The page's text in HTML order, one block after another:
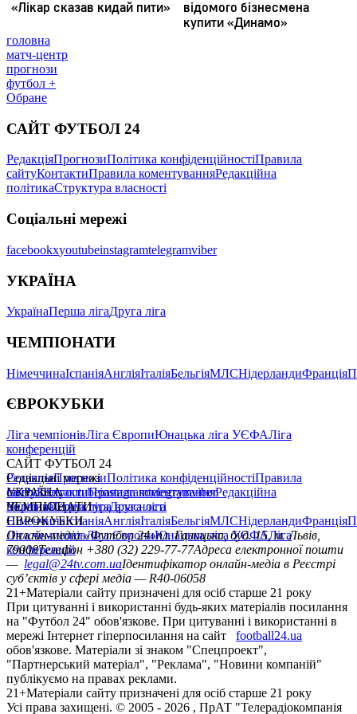
головна
матч-центр
прогнози
футбол +
Обране
САЙТ ФУТБОЛ 24
РедакціяПрогнозиПолітика конфіденційностіПравила
сайтуКонтактиПравила коментуванняРедакційна
політикаСтруктура власності
Соціальні мережі
facebookxyoutubeinstagramtelegramviber
УКРАЇНА
УкраїнаПерша лігаДруга ліга
ЧЕМПІОНАТИ
НімеччинаІспаніяАнгліяІталіяБельгіяМЛСНідерландиФранція
ЄВРОКУБКИ
Ліга чемпіонівЛіга ЄвропиЮнацька ліга УЄФАЛіга
конференцій
САЙТ ФУТБОЛ 24
РедакціяПрогнозиПолітика конфіденційностіПравила
сайтуКонтактиПравила коментуванняРедакційна
політикаСтруктура власності
Соціальні мережі
facebookxyoutubeinstagramtelegramviber
УКРАЇНА
УкраїнаПерша лігаДруга ліга
ЧЕМПІОНАТИ
НімеччинаІспаніяАнгліяІталіяБельгіяМЛСНідерландиФранція
ЄВРОКУБКИ
Ліга чемпіонівЛіга ЄвропиЮнацька ліга УЄФАЛіга
конференцій
Онлайн-медіа «Футбол 24»пл. Галицька, буд. 15, м. Львів,
79008Телефон +380 (32) 229-77-77Адреса електронної пошти
— legal@24tv.com.uaІдентифікатор онлайн-медіа в Реєстрі
суб’єктів у сфері медіа — R40-06058
21+Матеріали сайту призначені для осіб старше 21 року
При цитуванні і використанні будь-яких матеріалів посилання
на "Футбол 24" обов'язкове. При цитуванні і використанні в
мережі Інтернет гіперпосилання на сайт
football24.ua
обов'язкове. Матеріали зі знаком "Спецпроект",
"Партнерський матеріал", "Реклама", "Новини компаній"
публікуємо на правах реклами.
21+Матеріали сайту призначені для осіб старше 21 року
Усi права захищенi. © 2005 - 2026 , ПрАТ "Телерадіокомпанія